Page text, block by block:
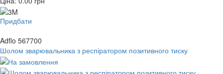
Придбати
Adflo 567700
Шолом зварювальника з респіратором позитивного тиску